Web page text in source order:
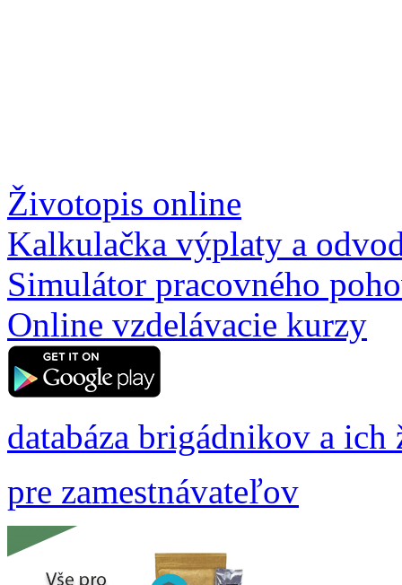
Životopis online
Kalkulačka výplaty a
Simulátor pracovného
Online vzdelávacie kurzy
databáza brigádnikov a
pre zamestnávateľov